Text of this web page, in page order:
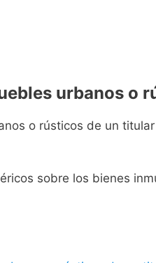
urbanos o
o rústicos de un
sobre los bienes